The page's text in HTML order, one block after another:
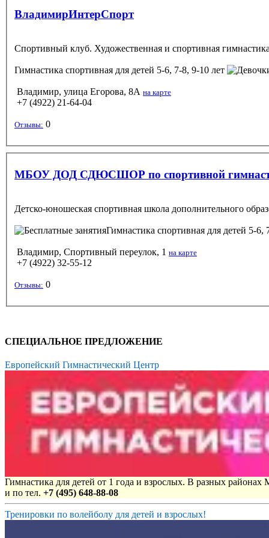
ВладимирИнтерСпорт
Спортивный клуб. Художественная и спортивная
Гимнастика спортивная для детей 5-6, 7-8, 9-10 лет
Владимир, улица Егорова, 8А на карте
+7 (4922) 21-64-04
Отзывы: 0
МБОУ ДОД СДЮСШОР по спортивной
Детско-юношеская спортивная школа дополнительного
Гимнастика спортивная для детей 5-6,
Владимир, Спортивный переулок, 1 на карте
+7 (4922) 32-55-12
Отзывы: 0
СПЕЦИАЛЬНОЕ ПРЕДЛОЖЕНИЕ
Европейский Гимнастический Центр
Гимнастика для детей от 1 года и взрослых. В разных
и по тел. +7 (495) 648-88-08
Тренировки по волейболу для детей и взрослых!